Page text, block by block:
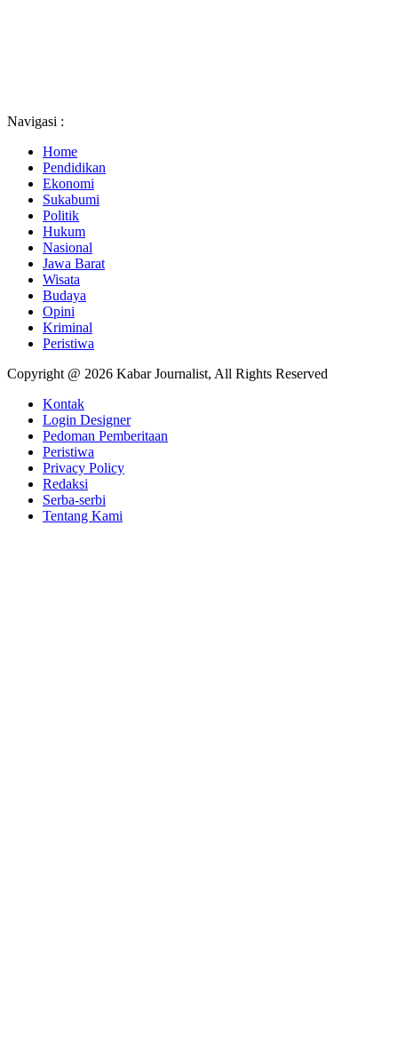
Navigasi :
Home
Pendidikan
Ekonomi
Sukabumi
Politik
Hukum
Nasional
Jawa Barat
Wisata
Budaya
Opini
Kriminal
Peristiwa
Copyright @ 2026 Kabar Journalist, All Rights Reserved
Kontak
Login Designer
Pedoman Pemberitaan
Peristiwa
Privacy Policy
Redaksi
Serba-serbi
Tentang Kami